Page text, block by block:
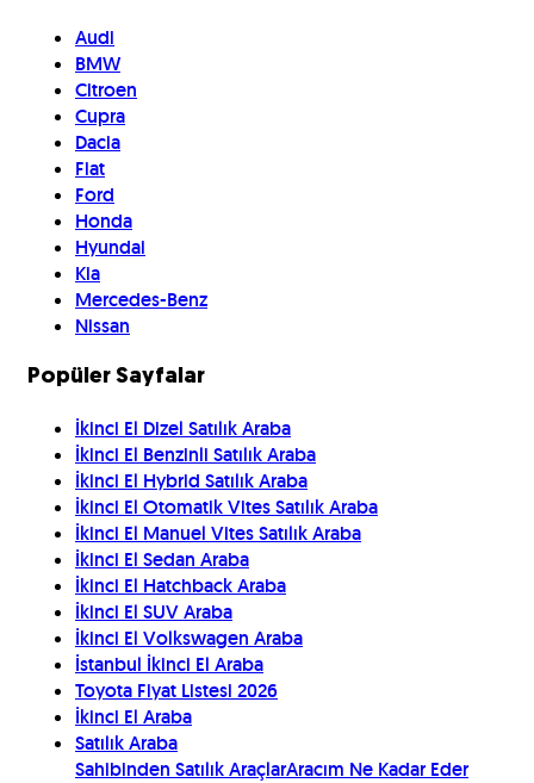
Audi
BMW
Citroen
Cupra
Dacia
Fiat
Ford
Honda
Hyundai
Kia
Mercedes-Benz
Nissan
Popüler Sayfalar
İkinci El Dizel Satılık Araba
İkinci El Benzinli Satılık Araba
İkinci El Hybrid Satılık Araba
İkinci El Otomatik Vites Satılık Araba
İkinci El Manuel Vites Satılık Araba
İkinci El Sedan Araba
İkinci El Hatchback Araba
İkinci El SUV Araba
İkinci El Volkswagen Araba
İstanbul İkinci El Araba
Toyota Fiyat Listesi 2026
İkinci El Araba
Satılık Araba
Sahibinden Satılık AraçlarAracım Ne Kadar Eder